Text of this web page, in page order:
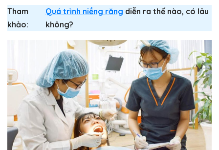
Tham
khảo:
Quá trình niềng răng diễn ra thế nào, có lâu
không?